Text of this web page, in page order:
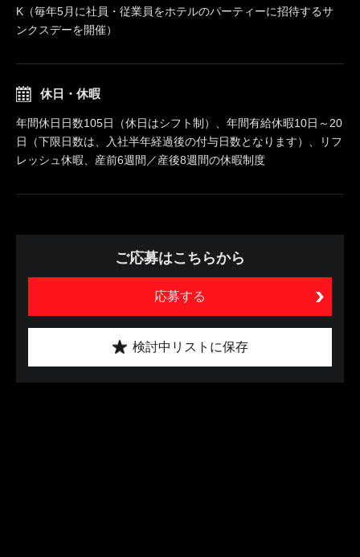
K（毎年5月に社員・従業員をホテルのパーティーに招待するサ
ンクスデーを開催）
休日・休暇
年間休日日数105日（休日はシフト制）、年間有給休暇10日～20
日（下限日数は、入社半年経過後の付与日数となります）、リフ
レッシュ休暇、産前6週間／産後8週間の休暇制度
ご応募はこちらから
応募する
検討中リストに保存